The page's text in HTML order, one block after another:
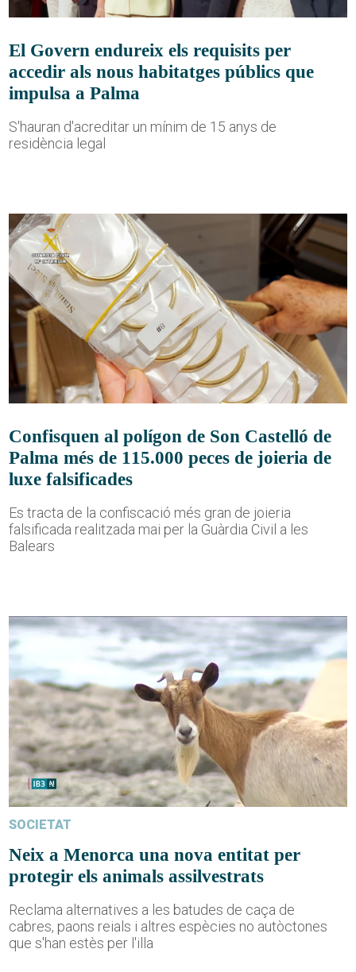
El Govern endureix els requisits per
accedir als nous habitatges públics que
impulsa a Palma
S'hauran d'acreditar un mínim de 15 anys de
residència legal
Confisquen al polígon de Son Castelló de
Palma més de 115.000 peces de joieria de
luxe falsificades
Es tracta de la confiscació més gran de joieria
falsificada realitzada mai per la Guàrdia Civil a les
Balears
SOCIETAT
Neix a Menorca una nova entitat per
protegir els animals assilvestrats
Reclama alternatives a les batudes de caça de
cabres, paons reials i altres espècies no autòctones
que s'han estès per l'illa